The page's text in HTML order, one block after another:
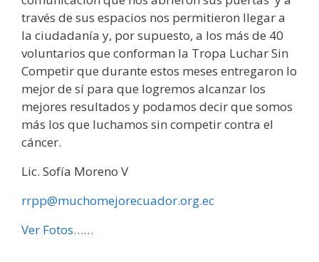
través de sus espacios nos permitieron llegar a
la ciudadanía y, por supuesto, a los más de 40
voluntarios que conforman la Tropa Luchar Sin
Competir que durante estos meses entregaron lo
mejor de sí para que logremos alcanzar los
mejores resultados y podamos decir que somos
más los que luchamos sin competir contra el
cáncer.
Lic. Sofía Moreno V
rrpp@muchomejorecuador.org.ec
Ver Fotos……